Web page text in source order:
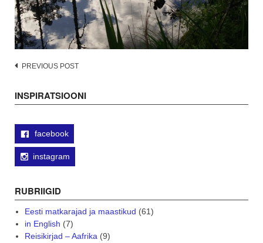
Post
PREVIOUS POST
INSPIRATSIOONI
facebook
instagram
RUBRIIGID
Eesti matkarajad ja maastikud (61)
in English (7)
Reisikirjad – Aafrika(9)